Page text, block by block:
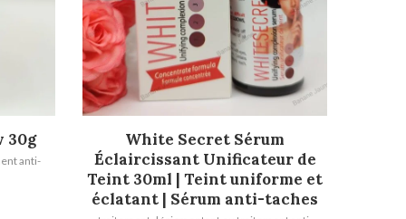
30g
anti-
AJOUTER AU PANIER
White Secret Sérum
Éclaircissant Unificateur de
Teint 30ml | Teint uniforme et
éclatant | Sérum anti-taches